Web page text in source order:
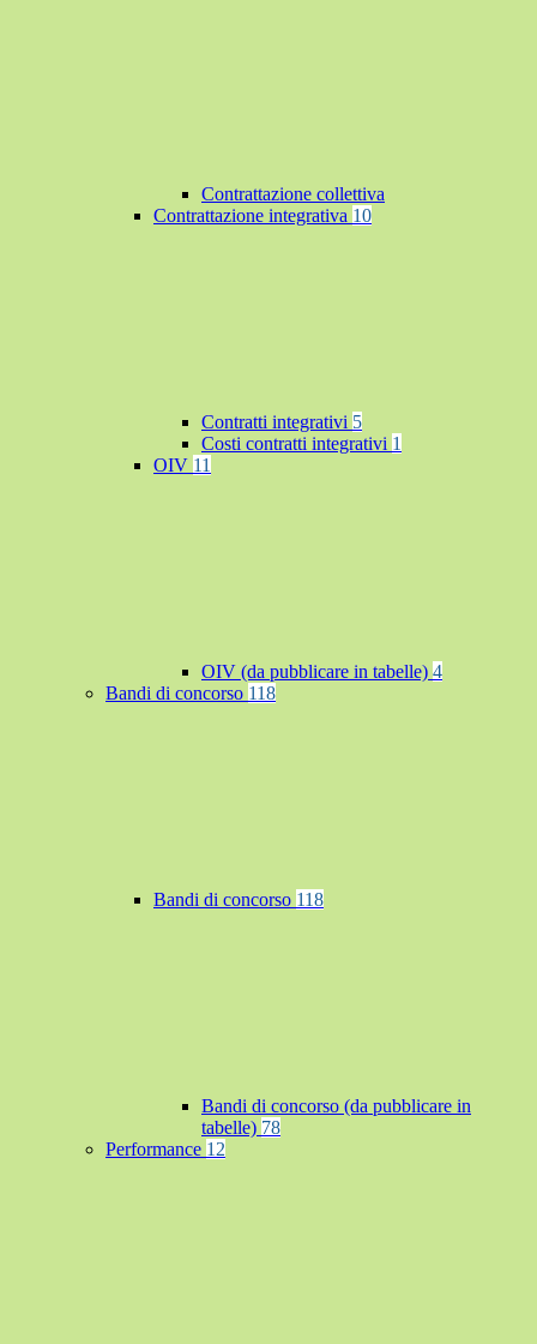
Contrattazione collettiva
Contrattazione integrativa 10
Contratti integrativi 5
Costi contratti integrativi 1
OIV 11
OIV (da pubblicare in tabelle) 4
Bandi di concorso 118
Bandi di concorso 118
Bandi di concorso (da pubblicare in
tabelle) 78
Performance 12